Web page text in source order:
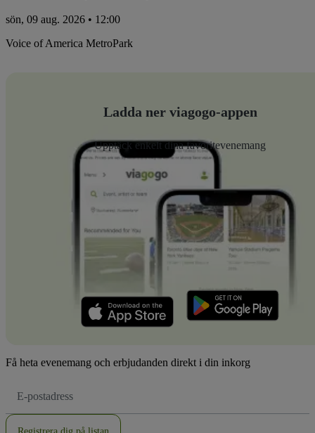
sön, 09 aug. 2026 • 12:00
Voice of America MetroPark
Ladda ner viagogo-appen
Upptäck enkelt dina favoritevenemang
Få heta evenemang och erbjudanden direkt i din inkorg
postadress